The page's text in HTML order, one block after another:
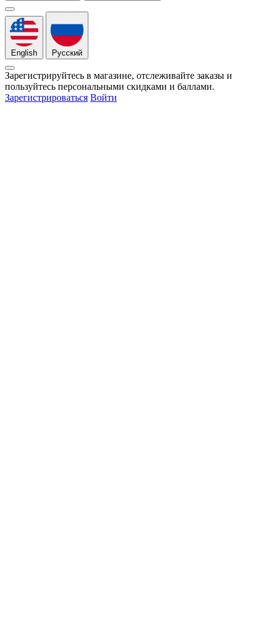
English Русский
Зарегистрируйтесь в магазине, отслеживайте заказы и
пользуйтесь персональными скидками и баллами.
Зарегистрироваться Войти